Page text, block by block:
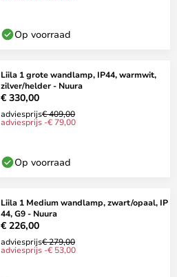
Op voorraad
Liila 1 grote wandlamp, IP44, warmwit,
zilver/helder - Nuura
€ 330,00
adviesprijs€ 409,00
adviesprijs -€ 79,00
Op voorraad
Liila 1 Medium wandlamp, zwart/opaal, IP
44, G9 - Nuura
€ 226,00
adviesprijs€ 279,00
adviesprijs -€ 53,00